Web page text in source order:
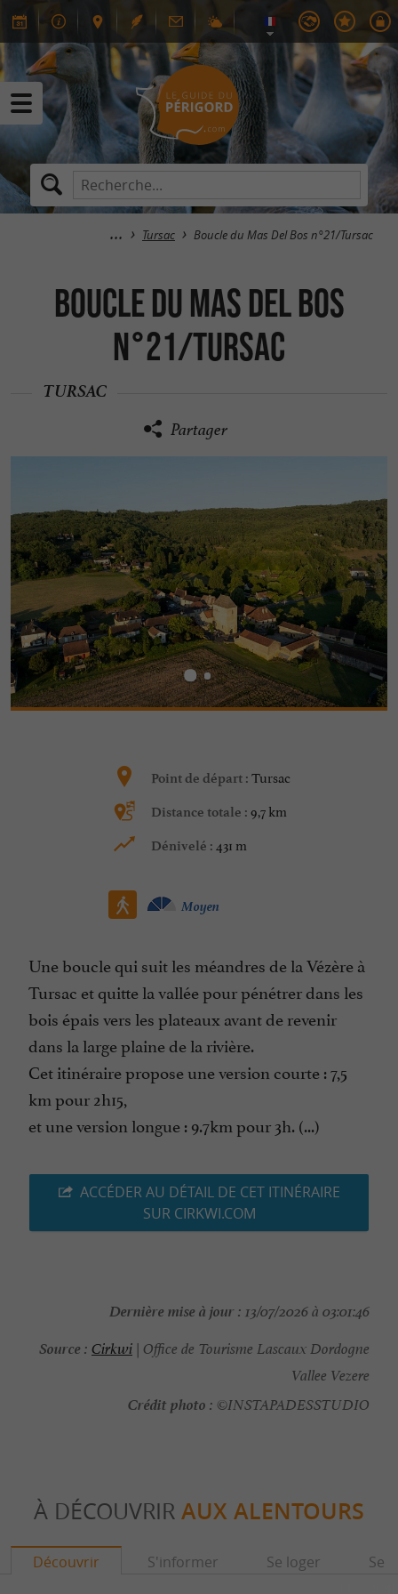
Tursac Boucle du Mas Del Bos n°21/Tursac
Boucle du Mas Del Bos
n°21/Tursac
TURSAC
Partager
Point de départ : Tursac
Distance totale : 9,7 km
Dénivelé : 431 m
Moyen
Une boucle qui suit les méandres de la Vézère à
Tursac et quitte la vallée pour pénétrer dans les
bois épais vers les plateaux avant de revenir
dans la large plaine de la rivière.
Cet itinéraire propose une version courte : 7,5
km pour 2h15,
et une version longue : 9.7km pour 3h. (...)
ACCÉDER AU DÉTAIL DE CET ITINÉRAIRE
SUR CIRKWI.COM
Dernière mise à jour : 13/07/2026 à 03:01:46
Source : Cirkwi | Office de Tourisme Lascaux Dordogne
Vallee Vezere
Crédit photo : ©INSTAPADESSTUDIO
À DÉCOUVRIR AUX ALENTOURS
Découvrir S'informer Se loger Se